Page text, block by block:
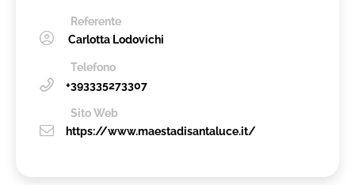
Referente
Carlotta Lodovichi
Telefono
+393335273307
Sito Web
https://www.maestadisantaluce.it/